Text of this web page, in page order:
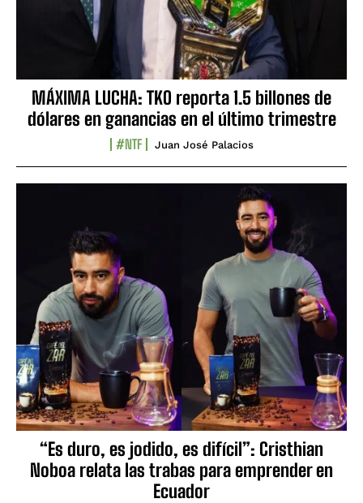
MÁXIMA LUCHA: TKO reporta 1.5 billones de
dólares en ganancias en el último trimestre
#NTF Juan José Palacios
“Es duro, es jodido, es difícil”: Cristhian
Noboa relata las trabas para emprender en
Ecuador